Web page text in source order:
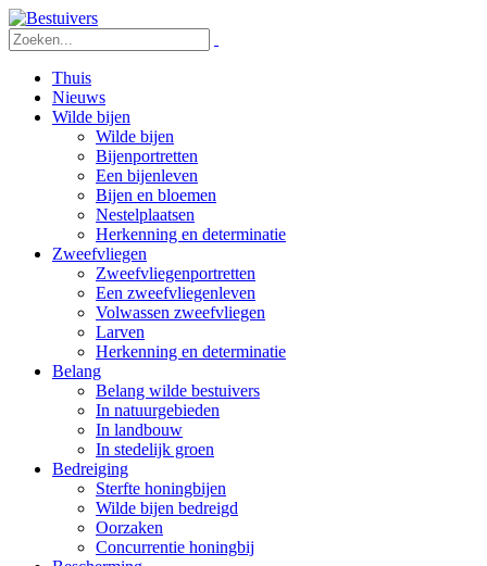
Thuis
Nieuws
Wilde bijen
Wilde bijen
Bijenportretten
Een bijenleven
Bijen en bloemen
Nestelplaatsen
Herkenning en determinatie
Zweefvliegen
Zweefvliegenportretten
Een zweefvliegenleven
Volwassen zweefvliegen
Larven
Herkenning en determinatie
Belang
Belang wilde bestuivers
In natuurgebieden
In landbouw
In stedelijk groen
Bedreiging
Sterfte honingbijen
Wilde bijen bedreigd
Oorzaken
Concurrentie honingbij